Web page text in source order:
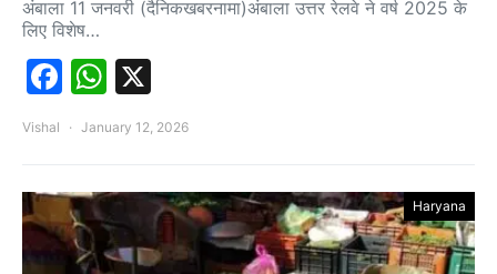
अंबाला 11 जनवरी (दैनिकखबरनामा)अंबाला उत्तर रेलवे ने वर्ष 2025 के
लिए विशेष…
Facebook
WhatsApp
Vishal January 12, 2026
Haryana